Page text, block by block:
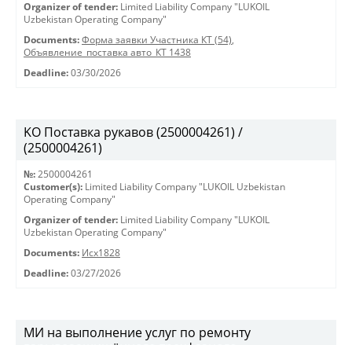
Organizer of tender: Limited Liability Company "LUKOIL
Uzbekistan Operating Company"
Documents: Форма заявки Участника КТ (54),
Объявление_поставка авто_КТ 1438
Deadline: 03/30/2026
KO Поставка рукавов (2500004261) /
(2500004261)
№: 2500004261
Customer(s): Limited Liability Company "LUKOIL Uzbekistan
Operating Company"
Organizer of tender: Limited Liability Company "LUKOIL
Uzbekistan Operating Company"
Documents: Исх1828
Deadline: 03/27/2026
МИ на выполнение услуг по ремонту